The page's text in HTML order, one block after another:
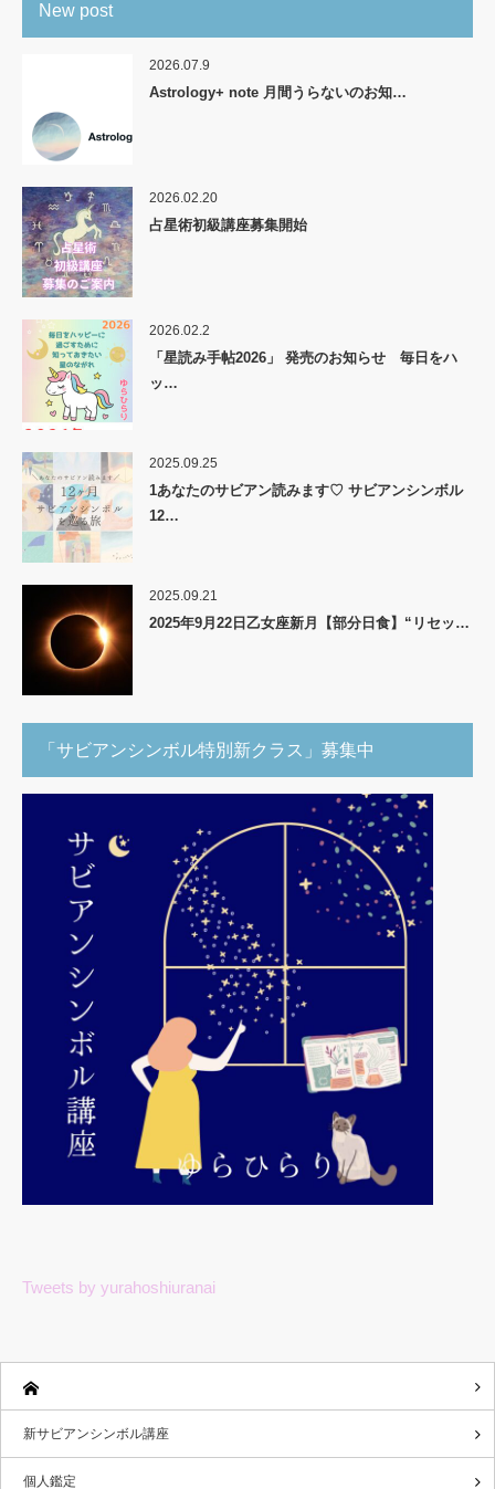
New post
2026.07.9
Astrology+ note 月間うらないのお知…
2026.02.20
占星術初級講座募集開始
2026.02.2
「星読み手帖2026」 発売のお知らせ 毎日をハ
ッ…
2025.09.25
1あなたのサビアン読みます♡ サビアンシンボル
12…
2025.09.21
2025年9月22日乙女座新月【部分日食】“リセッ…
「サビアンシンボル特別新クラス」募集中
Tweets by yurahoshiuranai
新サビアンシンボル講座
個人鑑定